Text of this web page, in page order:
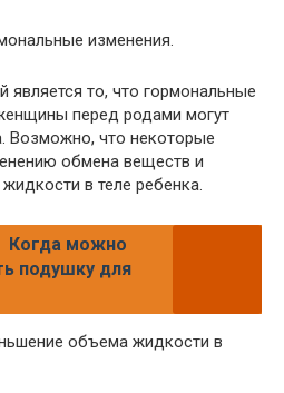
изменения.
то, что гормональные
перед родами могут
Возможно, что некоторые
обмена веществ и
в теле ребенка.
Когда можно
подушку для
объема жидкости в